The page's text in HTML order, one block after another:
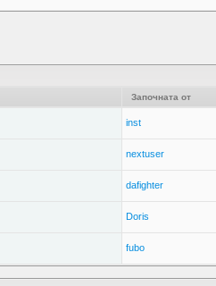
Започната от
inst
nextuser
dafighter
Doris
fubo